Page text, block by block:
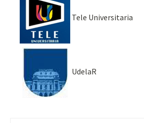
Tele Universitaria
UdelaR